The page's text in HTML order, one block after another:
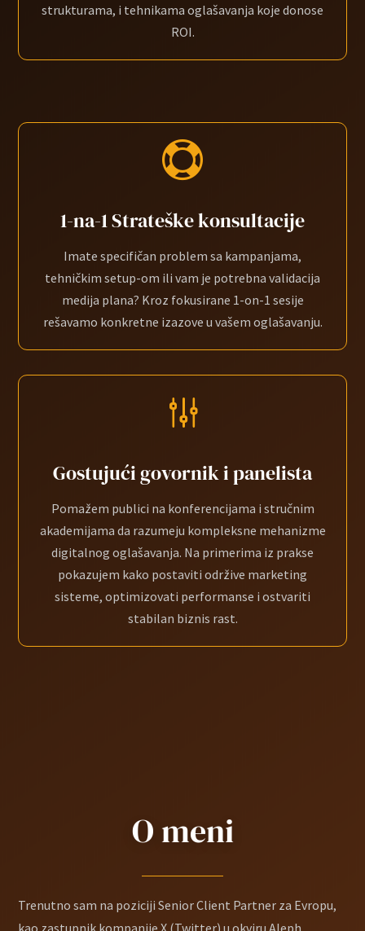
strukturama, i tehnikama oglašavanja koje donose
ROI.

1-na-1 Strateške konsultacije
Imate specifičan problem sa kampanjama,
tehničkim setup-om ili vam je potrebna validacija
medija plana? Kroz fokusirane 1-on-1 sesije
rešavamo konkretne izazove u vašem oglašavanju.
g
Gostujući govornik i panelista
Pomažem publici na konferencijama i stručnim
akademijama da razumeju kompleksne mehanizme
digitalnog oglašavanja. Na primerima iz prakse
pokazujem kako postaviti održive marketing
sisteme, optimizovati performanse i ostvariti
stabilan biznis rast.
O meni
Trenutno sam na poziciji Senior Client Partner za Evropu,
kao zastupnik kompanije X (Twitter) u okviru Aleph